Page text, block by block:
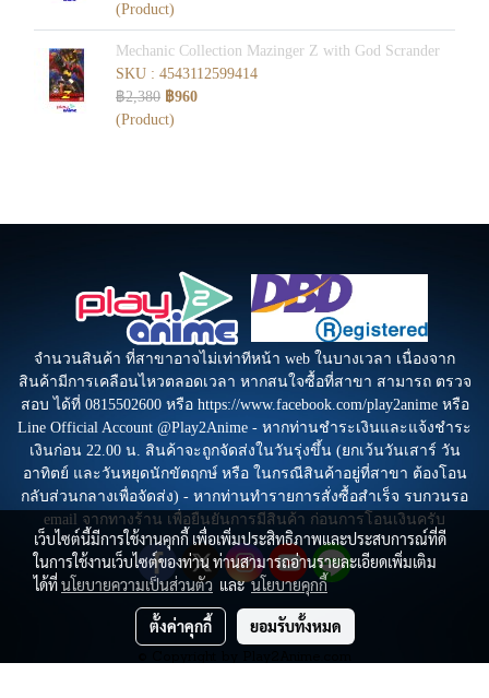
(Product)
Mechanic Collection Mazinger Z with God Scrander
SKU : 4543112599414
฿2,380 ฿960
(Product)
จำนวนสินค้า ที่สาขาอาจไม่เท่าทีหน้า web ในบางเวลา เนื่องจาก
สินค้ามีการเคลือนไหวตลอดเวลา หากสนใจซื้อที่สาขา สามารถ ตรวจ
สอบ ได้ที่ 0815502600 หรือ https://www.facebook.com/play2anime หรือ
Line Official Account @Play2Anime - หากท่านชำระเงินและแจ้งชำระ
เงินก่อน 22.00 น. สินค้าจะถูกจัดส่งในวันรุ่งขึ้น (ยกเว้นวันเสาร์ วัน
อาทิตย์ และวันหยุดนักขัตฤกษ์ หรือ ในกรณีสินค้าอยู่ที่สาขา ต้องโอน
กลับส่วนกลางเพื่อจัดส่ง) - หากท่านทำรายการสั่งซื้อสำเร็จ รบกวนรอ
email จากทางร้าน เพื่อยืนยันการมีสินค้า ก่อนการโอนเงินครับ
เว็บไซต์นี้มีการใช้งานคุกกี้ เพื่อเพิ่มประสิทธิภาพและประสบการณ์ที่ดี
ในการใช้งานเว็บไซต์ของท่าน ท่านสามารถอ่านรายละเอียดเพิ่มเติม
ได้ที่นโยบายความเป็นส่วนตัว และนโยบายคุกกี้
ตั้งค่าคุกกี้ ยอมรับทั้งหมด